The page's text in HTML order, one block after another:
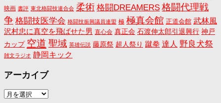
映画 書評 東北格闘技連合会 柔術 格闘DREAMERS 格闘代理戦
争 格闘技医学会 格闘技振興議員連盟 極 極真会館 正道会館 武林風
沢村忠に真空を飛ばせた男 直心会 真正会 石渡伸太郎引退興行 神戸
カップ 空道 聖域 英雄伝説 藤原祭 超人祭り 蹴拳 達人 野良犬祭
雑文ラジオ 静岡キック
アーカイブ
ア